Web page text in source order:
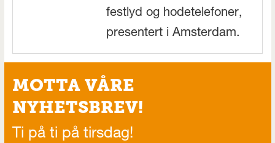
festlyd og hodetelefoner,
presentert i Amsterdam.
MOTTA VÅRE
NYHETSBREV!
Ti på ti på tirsdag!